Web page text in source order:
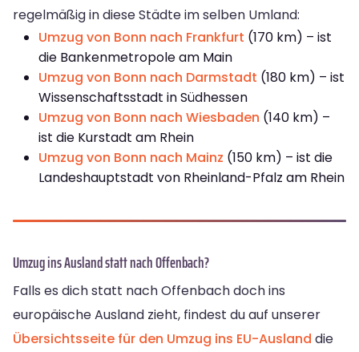
regelmäßig in diese Städte im selben Umland:
Umzug von Bonn nach Frankfurt (170 km) – ist
die Bankenmetropole am Main
Umzug von Bonn nach Darmstadt (180 km) – ist
Wissenschaftsstadt in Südhessen
Umzug von Bonn nach Wiesbaden (140 km) –
ist die Kurstadt am Rhein
Umzug von Bonn nach Mainz (150 km) – ist die
Landeshauptstadt von Rheinland-Pfalz am Rhein
Umzug ins Ausland statt nach Offenbach?
Falls es dich statt nach Offenbach doch ins
europäische Ausland zieht, findest du auf unserer
Übersichtsseite für den Umzug ins EU-Ausland die